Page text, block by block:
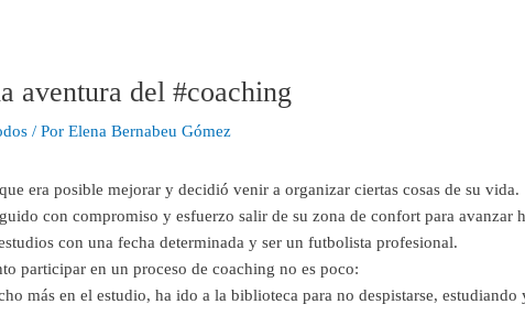
aventura del #coaching
/ Por Elena Bernabeu Gómez
era posible mejorar y decidió venir a organizar ciertas cosas de su vida.
con compromiso y esfuerzo salir de su zona de confort para avanzar
con una fecha determinada y ser un futbolista profesional.
participar en un proceso de coaching no es poco:
más en el estudio, ha ido a la biblioteca para no despistarse, estudiando